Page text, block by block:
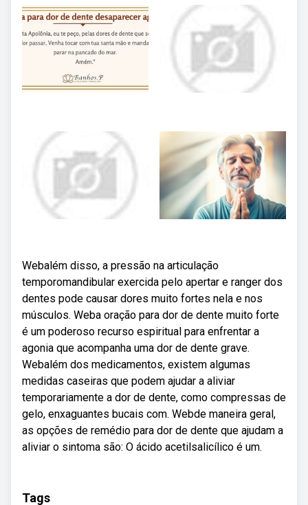
Webalém disso, a pressão na articulação
temporomandibular exercida pelo apertar e ranger dos
dentes pode causar dores muito fortes nela e nos
músculos. Weba oração para dor de dente muito forte
é um poderoso recurso espiritual para enfrentar a
agonia que acompanha uma dor de dente grave.
Webalém dos medicamentos, existem algumas
medidas caseiras que podem ajudar a aliviar
temporariamente a dor de dente, como compressas de
gelo, enxaguantes bucais com. Webde maneira geral,
as opções de remédio para dor de dente que ajudam a
aliviar o sintoma são: O ácido acetilsalicílico é um.
Tags